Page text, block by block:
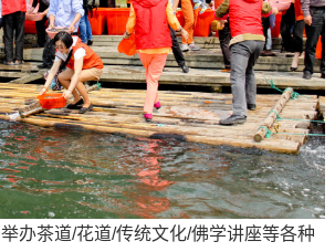
举办茶道/花道/传统文化/佛学讲座等各种